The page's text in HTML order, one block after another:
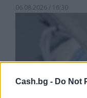
Cash.bg - Do Not
06.08.2026 / 16:30